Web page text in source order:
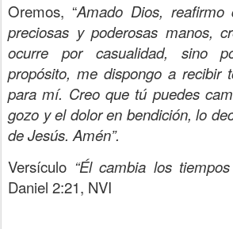
Oremos, “Amado Dios,
preciosas y poderosas manos,
ocurre por casualidad, sino
propósito, me dispongo a recibir
para mí. Creo que tú puedes
gozo y el dolor en bendición, lo
de Jesús. Amén”.
Versículo “Él cambia los
Daniel 2:21, NVI